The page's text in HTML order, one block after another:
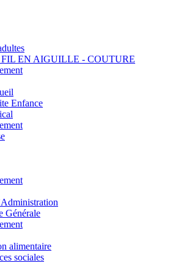
EN AIGUILLE - COUTURE
Enfance
Générale
alimentaire
sociales